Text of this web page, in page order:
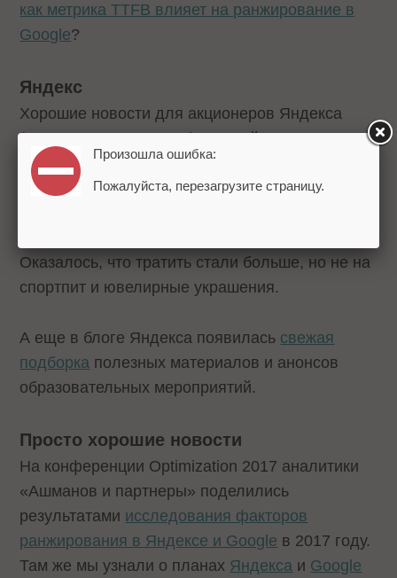
как метрика TTFB влияет на ранжирование в
Google?
Яндекс
Хорошие новости для акционеров Яндекса
(есть среди нас такие?): на этой недели акции
компаниидостигли исторического максимума
Это произошло на фоне сделки по слиянию
Оказалось, что тратить стали больше, но не на
спортпит и ювелирные украшения.
А еще в блоге Яндекса появилась свежая
подборка полезных материалов и анонсов
образовательных мероприятий.
Просто хорошие новости
На конференции Optimization 2017 аналитики
«Ашманов и партнеры» поделились
результатами исследования факторов
ранжирования в Яндексе и Google в 2017 году.
Там же мы узнали о планах Яндекса и Google
Произошла ошибка:
Пожалуйста, перезагрузите страницу.